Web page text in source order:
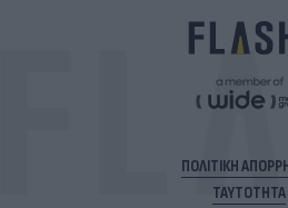
ΠΟΛΙΤΙΚΗ
ΤΑΥΤΟΤΗΤΑ